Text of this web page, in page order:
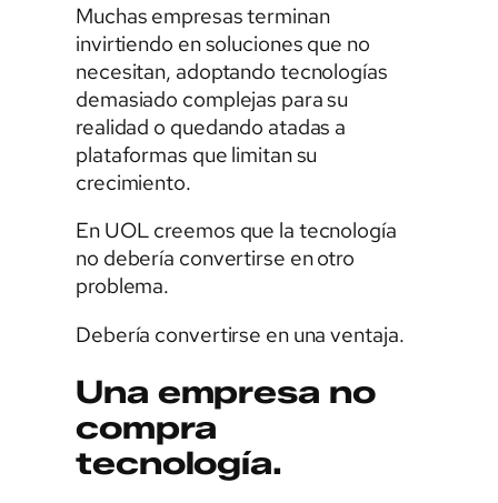
Muchas empresas terminan
invirtiendo en soluciones que no
necesitan, adoptando tecnologías
demasiado complejas para su
realidad o quedando atadas a
plataformas que limitan su
crecimiento.
En UOL creemos que la tecnología
no debería convertirse en otro
problema.
Debería convertirse en una ventaja.
Una empresa no
compra
tecnología.